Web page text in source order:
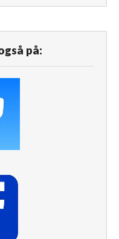
på: